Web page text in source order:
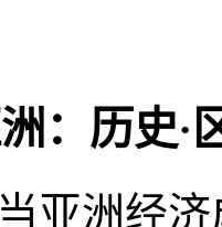
：历史·
亚洲经